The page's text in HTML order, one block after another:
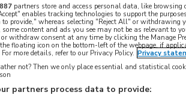
887 partners store and access personal data, like browsing
enables tracking technologies to support the
to provide," whereas selecting "Reject All" or
some content and ads you see may not be as relevant to
or withdraw consent at any time by clicking the Manage
floating icon on the bottom-left of the webpage, if
more details, refer to our Privacy Policy. Privacy
not? Then we only place essential and statistical
partners process data to provide: